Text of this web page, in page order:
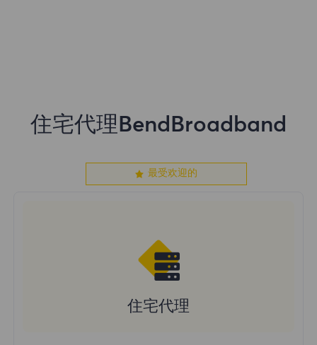
住宅代理BendBroadband
最受欢迎的
住宅代理